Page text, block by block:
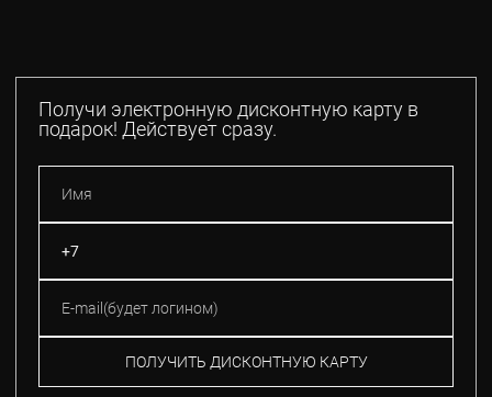
Получи электронную дисконтную карту в
подарок! Действует сразу.
ПОЛУЧИТЬ ДИСКОНТНУЮ КАРТУ